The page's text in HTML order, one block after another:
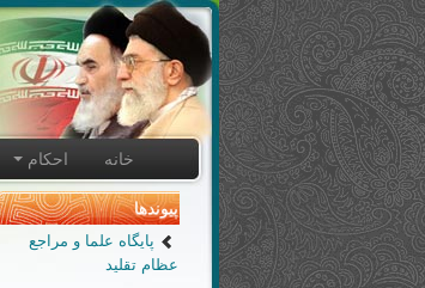
خانه احکام
پیوندها
پایگاه علما و مراجع
عظام تقلید